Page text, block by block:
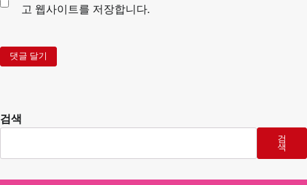
고 웹사이트를 저장합니다.
검색
검
색